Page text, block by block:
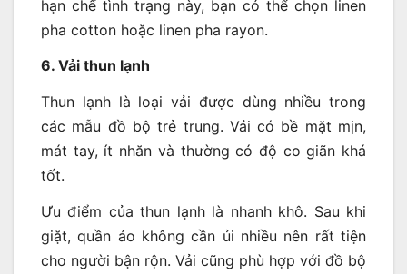
hạn chế tình trạng này, bạn có thể chọn linen
pha cotton hoặc linen pha rayon.
6. Vải thun lạnh
Thun lạnh là loại vải được dùng nhiều trong
các mẫu đồ bộ trẻ trung. Vải có bề mặt mịn,
mát tay, ít nhăn và thường có độ co giãn khá
tốt.
Ưu điểm của thun lạnh là nhanh khô. Sau khi
giặt, quần áo không cần ủi nhiều nên rất tiện
cho người bận rộn. Vải cũng phù hợp với đồ bộ